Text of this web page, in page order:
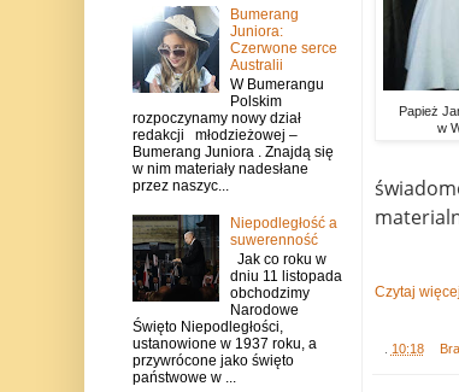
Papież
w
Czytaj
10:18
Bumerang
Juniora:
Czerwone serce
Australii
W Bumerangu
Polskim
rozpoczynamy nowy dział
redakcji młodzieżowej –
Bumerang Juniora . Znajdą się
w nim materiały nadesłane
przez naszyc...
Niepodległość a
suwerenność
Jak co roku w
dniu 11 listopada
obchodzimy
Narodowe
Święto Niepodległości,
ustanowione w 1937 roku, a
przywrócone jako święto
państwowe w ...